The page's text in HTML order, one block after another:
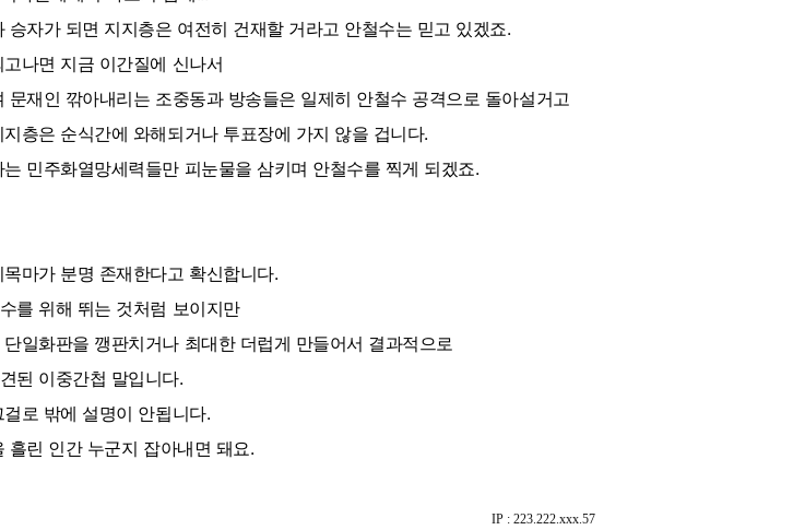
승자가 되면 지지층은 여전히 건재할 거라고 안철수는 믿고 있겠죠.
나면 지금 이간질에 신나서
문재인 깎아내리는 조중동과 방송들은 일제히 안철수 공격으로 돌아설거고
층은 순식간에 와해되거나 투표장에 가지 않을 겁니다.
민주화열망세력들만 피눈물을 삼키며 안철수를 찍게 되겠죠.
마가 분명 존재한다고 확신합니다.
를 위해 뛰는 것처럼 보이지만
일화판을 깽판치거나 최대한 더럽게 만들어서 결과적으로
된 이중간첩 말입니다.
로 밖에 설명이 안됩니다.
흘린 인간 누군지 잡아내면 돼요.
IP : 223.222.xxx.57